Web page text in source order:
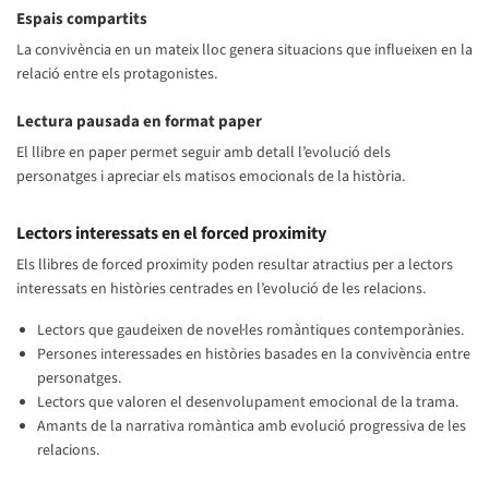
Espais compartits
La convivència en un mateix lloc genera situacions que influeixen en la
relació entre els protagonistes.
Lectura pausada en format paper
El llibre en paper permet seguir amb detall l’evolució dels
personatges i apreciar els matisos emocionals de la història.
Lectors interessats en el forced proximity
Els llibres de forced proximity poden resultar atractius per a lectors
interessats en històries centrades en l’evolució de les relacions.
Lectors que gaudeixen de novel·les romàntiques contemporànies.
Persones interessades en històries basades en la convivència entre
personatges.
Lectors que valoren el desenvolupament emocional de la trama.
Amants de la narrativa romàntica amb evolució progressiva de les
relacions.